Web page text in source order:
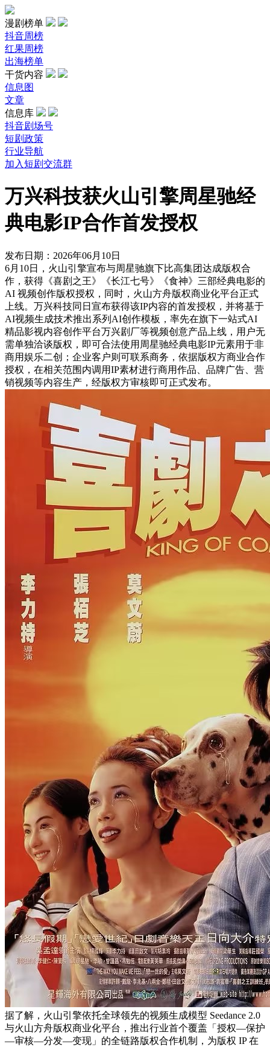
漫剧榜单
抖音周榜
红果周榜
出海榜单
干货内容
信息图
文章
信息库
抖音剧场号
短剧政策
行业导航
加入短剧交流群
万兴科技获火山引擎周星驰经
典电影IP合作首发授权
发布日期：2026年06月10日
6月10日，火山引擎宣布与周星驰旗下比高集团达成版权合
作，获得《喜剧之王》《长江七号》《食神》三部经典电影的
AI 视频创作版权授权，同时，火山方舟版权商业化平台正式
上线。万兴科技同日宣布获得该IP内容的首发授权，并将基于
AI视频生成技术推出系列AI创作模板，率先在旗下一站式AI
精品影视内容创作平台万兴剧厂等视频创意产品上线，用户无
需单独洽谈版权，即可合法使用周星驰经典电影IP元素用于非
商用娱乐二创；企业客户则可联系商务，依据版权方商业合作
授权，在相关范围内调用IP素材进行商用作品、品牌广告、营
销视频等内容生产，经版权方审核即可正式发布。
据了解，火山引擎依托全球领先的视频生成模型 Seedance 2.0
与火山方舟版权商业化平台，推出行业首个覆盖「授权—保护
—审核—分发—变现」的全链路版权合作机制，为版权 IP 在